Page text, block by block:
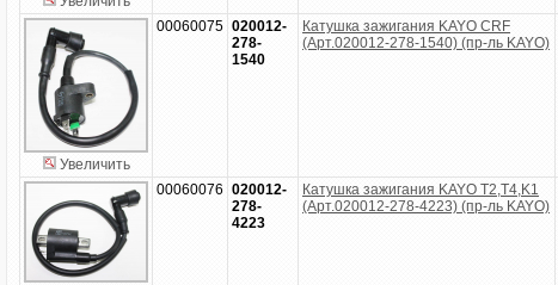
Увеличить
00060075 020012-
278-
1540
Катушка зажигания KAYO CRF
(Арт.020012-278-1540) (пр-ль KAYO)
00060076 020012-
278-
4223
Катушка зажигания KAYO T2,Т4,K1
(Арт.020012-278-4223) (пр-ль KAYO)